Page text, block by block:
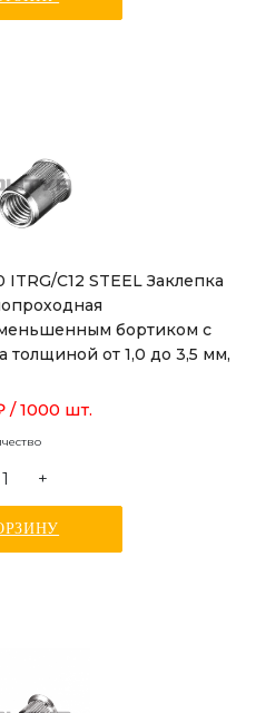
ITRG/C12 STEEL Заклепка
бортиком с
толщиной от 1,0 до 3,5 мм,
/ 1000 шт.
+